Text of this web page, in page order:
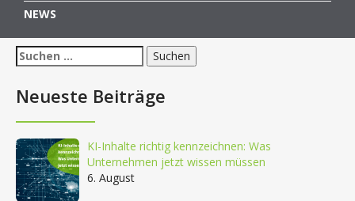
NEWS
Suchen
nach:
Neueste Beiträge
KI-Inhalte richtig kennzeichnen: Was
Unternehmen jetzt wissen müssen
6. August